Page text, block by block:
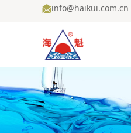
info@haikui.com.cn